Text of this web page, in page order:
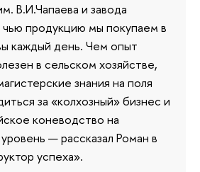
В.И.Чапаева и завода
продукцию мы покупаем в
каждый день. Чем опыт
в сельском хозяйстве,
знания на поля
за «колхозный» бизнес и
коневодство на
— рассказал Роман в
успеха».